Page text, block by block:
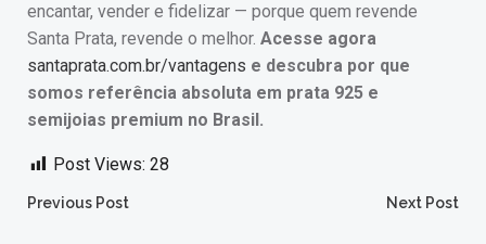
encantar, vender e fidelizar — porque quem revende
Santa Prata, revende o melhor. Acesse agora
santaprata.com.br/vantagens e descubra por que
somos referência absoluta em prata 925 e
semijoias premium no Brasil.
Post Views: 28
Post
Previous Post Next Post